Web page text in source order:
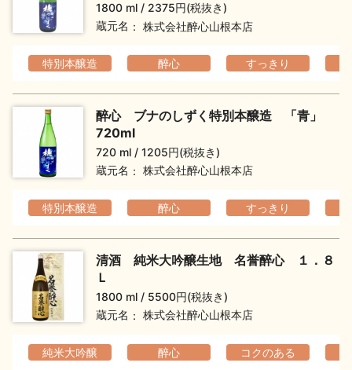
日本酒の楽しみ方特集
イベント情報TOP 新商品・おすすめ商品
季節の商品 イベント情報
1800 ml
2375円(税抜き)
蔵元名
株式会社醉心山根本店
特別本醸造 醉心 すっきり
醉心 ブナのしずく特別本醸造 「青」
720ml
720 ml
1205円(税抜き)
蔵元名
株式会社醉心山根本店
特別本醸造 醉心 すっきり
清酒 純米大吟醸生地 名誉醉心 １．８
Ｌ
1800 ml
5500円(税抜き)
蔵元名
株式会社醉心山根本店
純米大吟醸 醉心 コクのある